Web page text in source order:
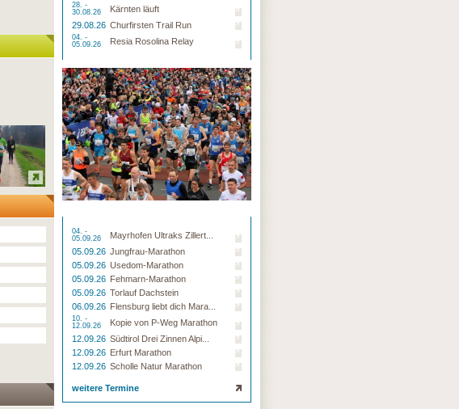
28. -
30.08.26
Kärnten läuft
29.08.26 Churfirsten Trail Run
04. -
05.09.26
Resia Rosolina Relay
04. -
05.09.26
Mayrhofen Ultraks Zillert...
05.09.26 Jungfrau-Marathon
05.09.26 Usedom-Marathon
05.09.26 Fehmarn-Marathon
05.09.26 Torlauf Dachstein
06.09.26 Flensburg liebt dich Mara...
10. -
12.09.26
Kopie von P-Weg Marathon
12.09.26 Südtirol Drei Zinnen Alpi...
12.09.26 Erfurt Marathon
12.09.26 Scholle Natur Marathon
weitere Termine